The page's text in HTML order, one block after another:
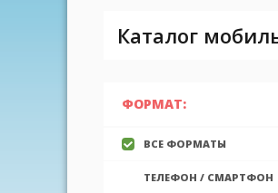
Каталог
ФОРМАТ:
ВСЕ ФОРМАТЫ
ТЕЛЕФОН / СМАРТФОН